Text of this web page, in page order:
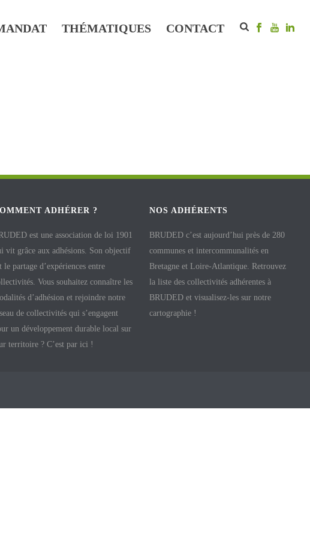
THÉMATIQUES CONTACT
ADHÉRER ?
est une association de loi 1901
vit grâce aux adhésions. Son objectif
le partage d’expériences entre
Vous souhaitez connaître les
d’adhésion et rejoindre notre
de collectivités qui s’engagent
un développement durable local sur
territoire ? C’est par ici !
NOS ADHÉRENTS
BRUDED c’est aujourd’hui près de 280
communes et intercommunalités en
Bretagne et Loire-Atlantique. Retrouvez
la liste des collectivités adhérentes à
BRUDED et visualisez-les sur notre
cartographie !